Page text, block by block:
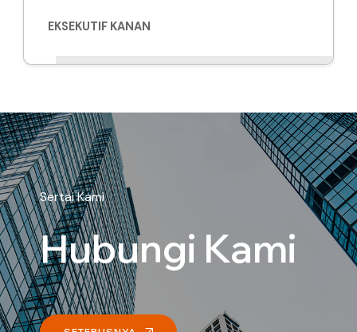
EKSEKUTIF KANAN
Sertai Kami
Hubungi Kami